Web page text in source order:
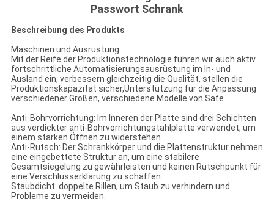
Passwort Schrank
Beschreibung des Produkts
Maschinen und Ausrüstung.
Mit der Reife der Produktionstechnologie führen wir auch aktiv
fortschrittliche Automatisierungsausrüstung im In- und
Ausland ein, verbessern gleichzeitig die Qualität, stellen die
Produktionskapazität sicher,Unterstützung für die Anpassung
verschiedener Größen, verschiedene Modelle von Safe.
Anti-Bohrvorrichtung: Im Inneren der Platte sind drei Schichten
aus verdickter anti-Bohrvorrichtungstahlplatte verwendet, um
einem starken Öffnen zu widerstehen.
Anti-Rutsch: Der Schrankkörper und die Plattenstruktur nehmen
eine eingebettete Struktur an, um eine stabilere
Gesamtsiegelung zu gewährleisten und keinen Rutschpunkt für
eine Verschlusserklärung zu schaffen.
Staubdicht: doppelte Rillen, um Staub zu verhindern und
Probleme zu vermeiden.